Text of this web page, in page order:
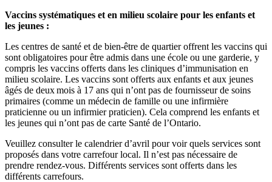
Vaccins systématiques et en milieu scolaire pour les enfants et
les jeunes :
Les centres de santé et de bien-être de quartier offrent les vaccins qui
sont obligatoires pour être admis dans une école ou une garderie, y
compris les vaccins offerts dans les cliniques d’immunisation en
milieu scolaire. Les vaccins sont offerts aux enfants et aux jeunes
âgés de deux mois à 17 ans qui n’ont pas de fournisseur de soins
primaires (comme un médecin de famille ou une infirmière
praticienne ou un infirmier praticien). Cela comprend les enfants et
les jeunes qui n’ont pas de carte Santé de l’Ontario.
Veuillez consulter le calendrier d’avril pour voir quels services sont
proposés dans votre carrefour local. Il n’est pas nécessaire de
prendre rendez-vous. Différents services sont offerts dans les
différents carrefours.